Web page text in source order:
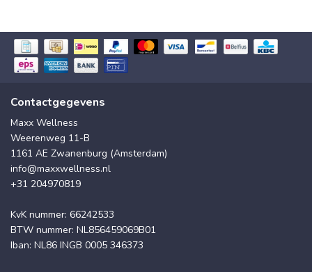
Contactgegevens
Maxx Wellness
Weerenweg 11-B
1161 AE Zwanenburg (Amsterdam)
info@maxxwellness.nl
+31 204970819
KvK nummer: 66242533
BTW nummer: NL856459069B01
Iban: NL86 INGB 0005 346373